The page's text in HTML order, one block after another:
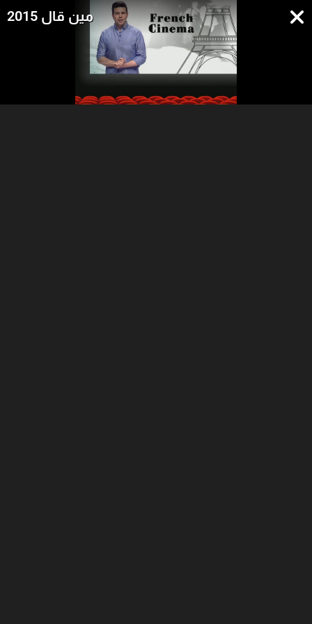
مين قال 2015